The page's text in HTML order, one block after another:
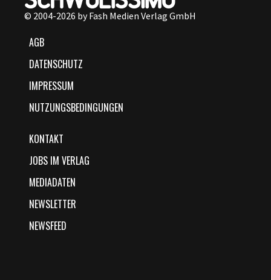
© 2004-2026 by Fash Medien Verlag GmbH
AGB
DATENSCHUTZ
IMPRESSUM
NUTZUNGSBEDINGUNGEN
KONTAKT
JOBS IM VERLAG
MEDIADATEN
NEWSLETTER
NEWSFEED